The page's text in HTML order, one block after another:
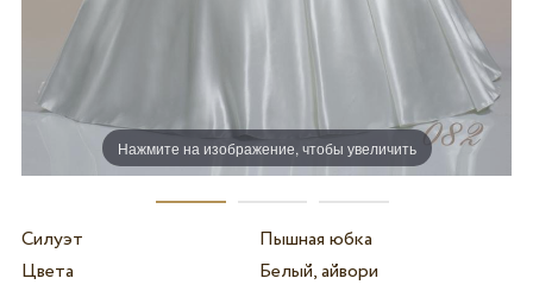
Нажмите на изображение, чтобы увеличить
Силуэт
Пышная юбка
Цвета
Белый, айвори